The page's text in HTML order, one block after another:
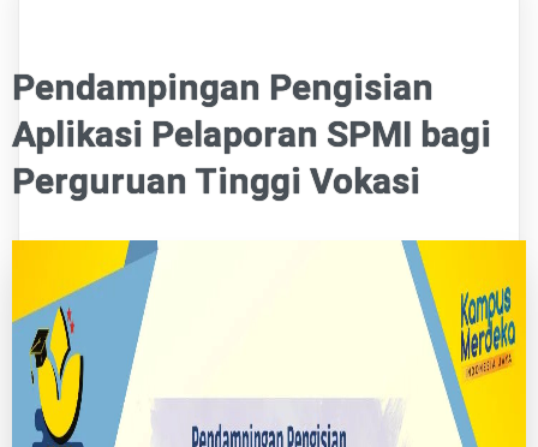
Pendampingan Pengisian
Aplikasi Pelaporan SPMI bagi
Perguruan Tinggi Vokasi